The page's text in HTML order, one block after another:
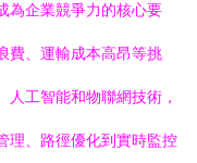
為企業競爭力的核心要
費、運輸成本高昂等挑
工智能和物聯網技術，
理、路徑優化到實時監控